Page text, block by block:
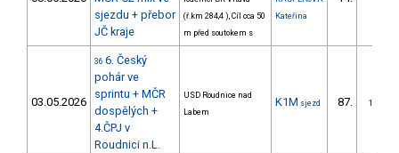
sjezdu + přebor
JČ kraje
(ř.km 284,4 ), Cíl cca 50
m před soutokem s
Kateřina
03.05.2026
36 6. Český
pohár ve
sprintu + MČR
dospělých +
4.ČPJ v
Roudnici n.L.
USD Roudnice nad
Labem
K1M sjezd 87. 10/ZS